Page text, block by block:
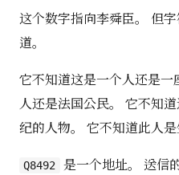
这个数字指向李舜臣。 但
道。
它不知道这是一个人还是
人还是法国公民。 它不知
纪的人物。 它不知道此人是
Q8492
是一个地址。 送信